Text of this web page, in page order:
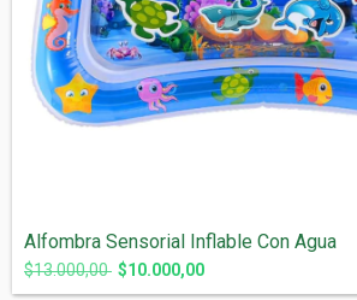
Alfombra Sensorial Inflable Con Agua
$13.000,00 $10.000,00